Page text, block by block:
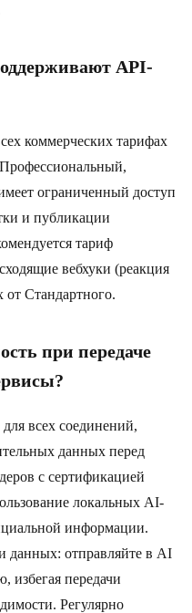
API-
коммерческих тарифах
ограниченный доступ
и публикации
тариф
вебхуки (реакция
Стандартного.
при передаче
всех соединений,
данных перед
с сертификацией
локальных AI-
информации.
данных: отправляйте в AI
избегая передачи
Регулярно